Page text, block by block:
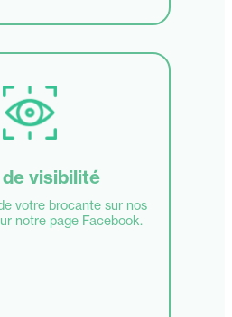
visibilité
votre brocante sur nos
notre page Facebook.